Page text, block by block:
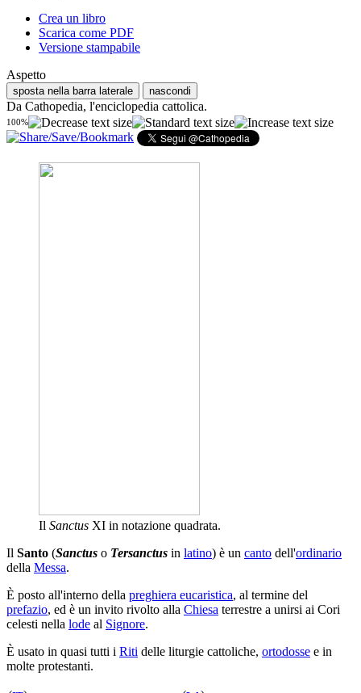
Crea un libro
Scarica come PDF
Versione stampabile
Aspetto
sposta nella barra laterale nascondi
Da Cathopedia, l'enciclopedia cattolica.
100%
Il Sanctus XI in notazione quadrata.
Il Santo (Sanctus o Tersanctus in latino) è un canto dell'ordinario
della Messa.
È posto all'interno della preghiera eucaristica, al termine del
prefazio, ed è un invito rivolto alla Chiesa terrestre a unirsi ai Cori
celesti nella lode al Signore.
È usato in quasi tutti i Riti delle liturgie cattoliche, ortodosse e in
molte protestanti.